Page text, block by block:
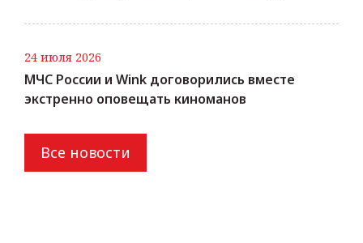
24 июля 2026
МЧС России и Wink договорились вместе
экстренно оповещать киноманов
Все новости